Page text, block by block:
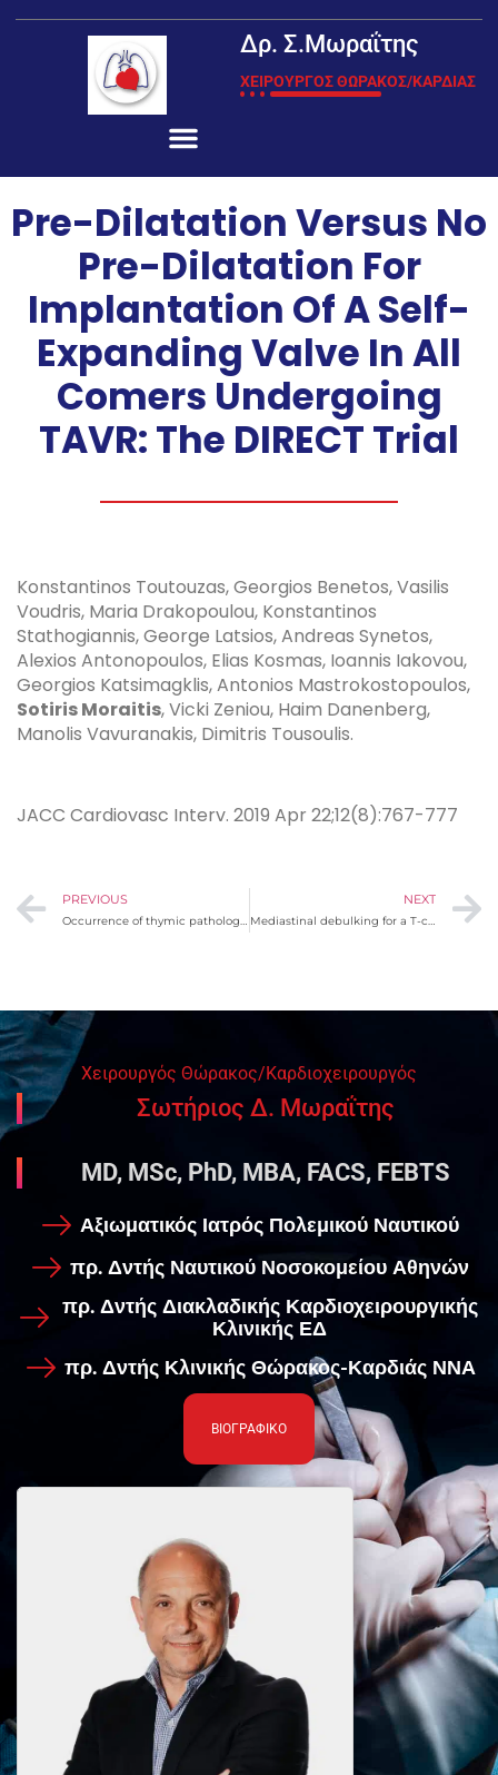
Δρ. Σ.Μωραΐτης
ΧΕΙΡΟΥΡΓΟΣ ΘΩΡΑΚΟΣ/ΚΑΡΔΙΑΣ
Pre-Dilatation Versus No
Pre-Dilatation For
Implantation Of A Self-
Expanding Valve In All
Comers Undergoing
TAVR: The DIRECT Trial
Konstantinos Toutouzas, Georgios Benetos, Vasilis
Voudris, Maria Drakopoulou, Konstantinos
Stathogiannis, George Latsios, Andreas Synetos,
Alexios Antonopoulos, Elias Kosmas, Ioannis Iakovou,
Georgios Katsimagklis, Antonios Mastrokostopoulos,
Sotiris Moraitis, Vicki Zeniou, Haim Danenberg,
Manolis Vavuranakis, Dimitris Tousoulis.
JACC Cardiovasc Interv. 2019 Apr 22;12(8):767-777
PREVIOUS
Occurrence of thymic pathology in two families. Is familial screening justified?
NEXT
Mediastinal debulking for a T-cell leukaemia/lymphoma presenting with cardiac tamponade.
Χειρουργός Θώρακος/Καρδιοχειρουργός
Σωτήριος Δ. Μωραΐτης
MD, MSc, PhD, MBA, FACS, FEBTS
Αξιωματικός Ιατρός Πολεμικού Ναυτικού
πρ. Δντής Ναυτικού Νοσοκομείου Αθηνών
πρ. Δντής Διακλαδικής Καρδιοχειρουργικής
Κλινικής ΕΔ
πρ. Δντής Κλινικής Θώρακος-Καρδιάς ΝΝΑ
ΒΙΟΓΡΑΦΙΚΟ